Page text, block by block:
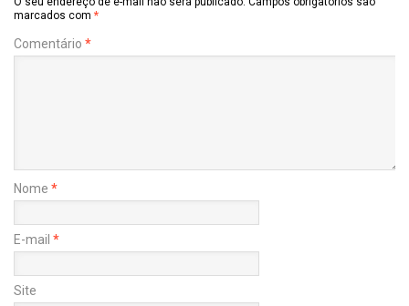
marcados com *
Comentário *
Nome *
E-mail *
Site